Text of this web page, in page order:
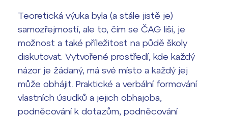
Maturitní témata
Pomoc! Mám problém!
Harmonogram školního roku
Termíny maturit
Teoretická výuka byla (a stále jistě je)
samozřejmostí, ale to, čím se ČAG liší, je
možnost a také příležitost na půdě školy
diskutovat. Vytvořené prostředí, kde každý
názor je žádaný, má své místo a každý jej
může obhájit. Praktické a verbální formování
vlastních úsudků a jejich obhajoba,
podněcování k dotazům, podněcování